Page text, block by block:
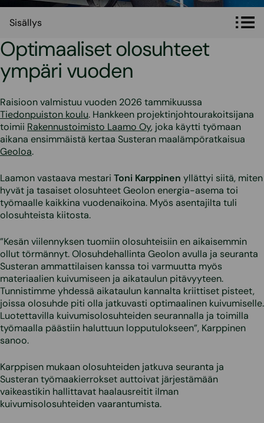
Sisällys
Optimaaliset olosuhteet
ympäri vuoden
Raisioon valmistuu vuoden 2026 tammikuussa
Tiedonpuiston koulu. Hankkeen projektinjohtourakoitsijana
toimii Rakennustoimisto Laamo Oy, joka käytti työmaan
aikana ensimmäistä kertaa Susteran maalämpöratkaisua
Geoloa.
Laamon vastaava mestari Toni Karppinen yllättyi siitä, miten
hyvät ja tasaiset olosuhteet Geolon energia-asema toi
työmaalle kaikkina vuodenaikoina. Myös asentajilta tuli
olosuhteista kiitosta.
”Kesän viilennyksen tuomiin olosuhteisiin en aikaisemmin
ollut törmännyt. Olosuhdehallinta Geolon avulla ja seuranta
Susteran ammattilaisen kanssa toi varmuutta myös
materiaalien kuivumiseen ja aikataulun pitävyyteen.
Tunnistimme yhdessä aikataulun kannalta kriittiset pisteet,
joissa olosuhde piti olla jatkuvasti optimaalinen kuivumiselle.
Luotettavilla kuivumisolosuhteiden seurannalla ja toimilla
työmaalla päästiin haluttuun lopputulokseen”, Karppinen
sanoo.
Karppisen mukaan olosuhteiden jatkuva seuranta ja
Susteran työmaakierrokset auttoivat järjestämään
vaikeastikin hallittavat haalausreitit ilman
kuivumisolosuhteiden vaarantumista.